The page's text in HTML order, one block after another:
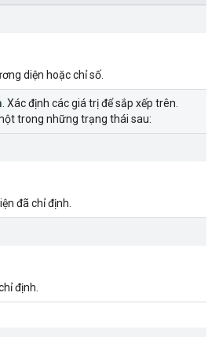
diện hoặc chỉ số.
. Xác định các giá trị để sắp xếp trên.
trong những trạng thái sau:
đã chỉ định.
định.